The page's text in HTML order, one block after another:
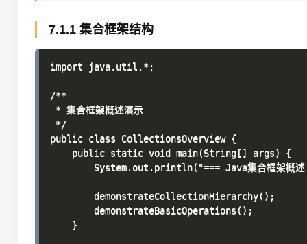
7.1.1 集合框架结构
import java.util.*;
/**
* 集合框架概述演示
*/
public class CollectionsOverview {
    public static void main(String[] args) {
System.out.println("=== Java集合框架概
        demonstrateCollectionHierarchy();
        demonstrateBasicOperations();
    }